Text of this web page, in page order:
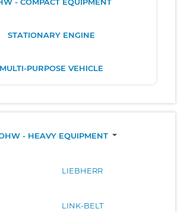
STATIONARY ENGINE
MULTI-PURPOSE VEHICLE
- HEAVY EQUIPMENT
LIEBHERR
LINK-BELT